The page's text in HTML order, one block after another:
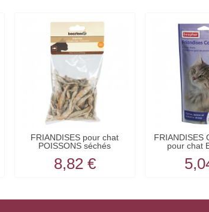
FRIANDISES pour chat
POISSONS séchés
8,82 €
FRIANDISES
pour chat